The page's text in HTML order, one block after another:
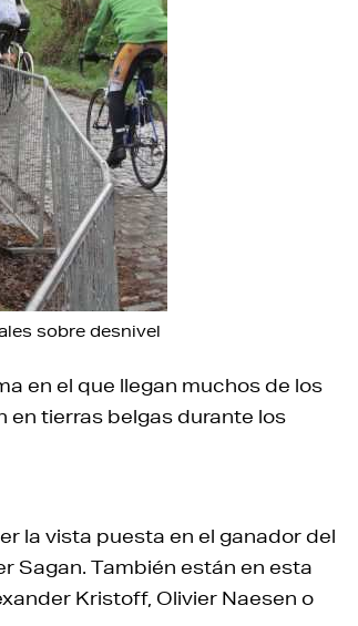
sobre desnivel
en el que llegan muchos de los
en tierras belgas durante los
la vista puesta en el ganador del
Sagan. También están en esta
Kristoff, Olivier Naesen o